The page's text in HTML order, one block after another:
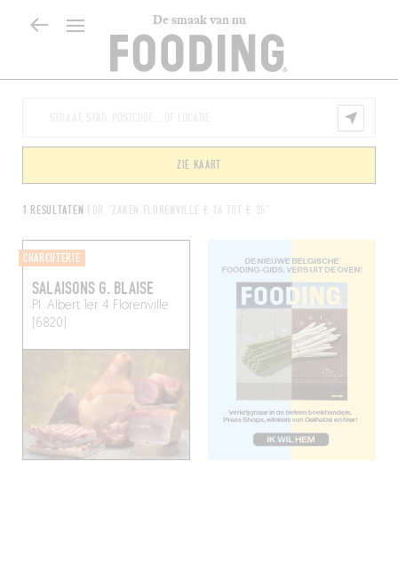
De smaak van nu
1 RESULTATEN FOR "ZAKEN FLORENVILLE € 16 TOT € 35"
ZIE KAART
CHARCUTERIE
SALAISONS G. BLAISE
Pl. Albert 1er 4 Florenville
(6820)